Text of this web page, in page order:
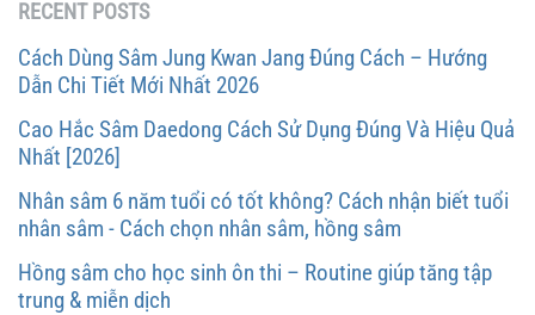
RECENT POSTS
Cách Dùng Sâm Jung Kwan Jang Đúng Cách – Hướng
Dẫn Chi Tiết Mới Nhất 2026
Cao Hắc Sâm Daedong Cách Sử Dụng Đúng Và Hiệu Quả
Nhất [2026]
Nhân sâm 6 năm tuổi có tốt không? Cách nhận biết tuổi
nhân sâm - Cách chọn nhân sâm, hồng sâm
Hồng sâm cho học sinh ôn thi – Routine giúp tăng tập
trung & miễn dịch